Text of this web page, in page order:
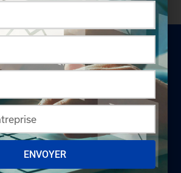
LA CHAMBRE
Offres d'emploi
ENVOYER